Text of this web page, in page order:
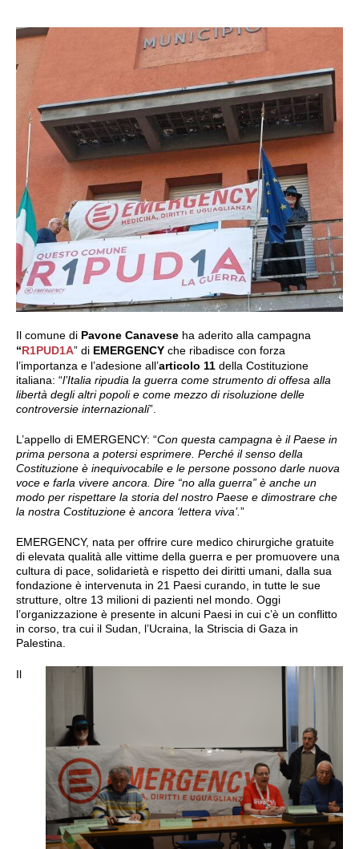
Il comune di Pavone Canavese ha aderito alla campagna
“R1PUD1A” di EMERGENCY che ribadisce con forza
l’importanza e l’adesione all’articolo 11 della Costituzione
italiana: “l’Italia ripudia la guerra come strumento di offesa alla
libertà degli altri popoli e come mezzo di risoluzione delle
controversie internazionali”.
L’appello di EMERGENCY: “Con questa campagna è il Paese in
prima persona a potersi esprimere. Perché il senso della
Costituzione è inequivocabile e le persone possono darle nuova
voce e farla vivere ancora. Dire “no alla guerra” è anche un
modo per rispettare la storia del nostro Paese e dimostrare che
la nostra Costituzione è ancora ‘lettera viva’.”
EMERGENCY, nata per offrire cure medico chirurgiche gratuite
di elevata qualità alle vittime della guerra e per promuovere una
cultura di pace, solidarietà e rispetto dei diritti umani, dalla sua
fondazione è intervenuta in 21 Paesi curando, in tutte le sue
strutture, oltre 13 milioni di pazienti nel mondo. Oggi
l’organizzazione è presente in alcuni Paesi in cui c’è un conflitto
in corso, tra cui il Sudan, l’Ucraina, la Striscia di Gaza in
Palestina.
Il